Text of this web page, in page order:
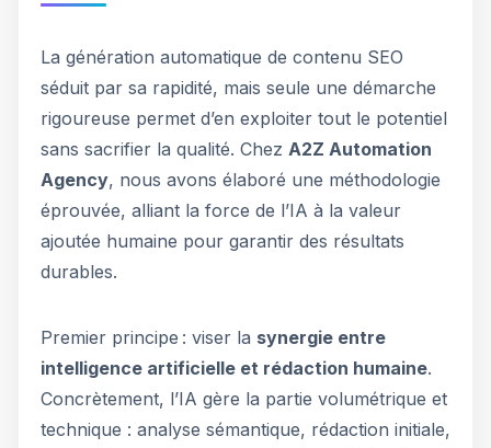
La génération automatique de contenu SEO
séduit par sa rapidité, mais seule une démarche
rigoureuse permet d’en exploiter tout le potentiel
sans sacrifier la qualité. Chez A2Z Automation
Agency, nous avons élaboré une méthodologie
éprouvée, alliant la force de l’IA à la valeur
ajoutée humaine pour garantir des résultats
durables.
Premier principe : viser la synergie entre
intelligence artificielle et rédaction humaine.
Concrètement, l’IA gère la partie volumétrique et
technique : analyse sémantique, rédaction initiale,